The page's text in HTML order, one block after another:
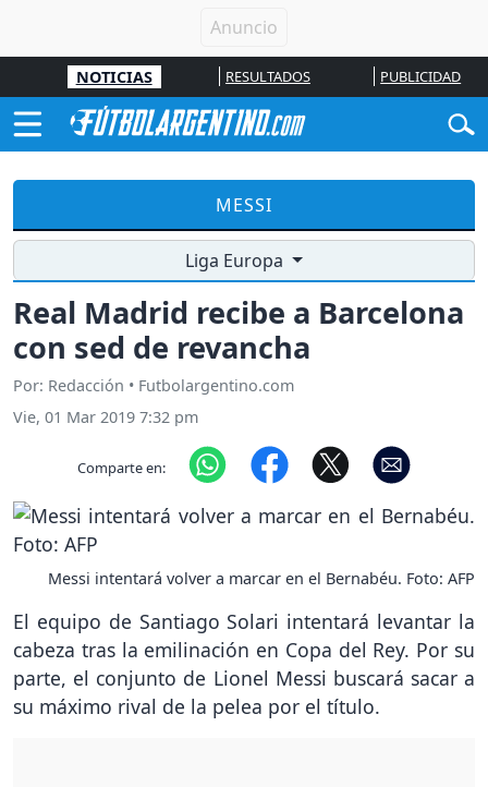
NOTICIAS RESULTADOS PUBLICIDAD
MESSI
Liga Europa
Real Madrid recibe a Barcelona
con sed de revancha
Por: Redacción • Futbolargentino.com
Vie, 01 Mar 2019 7:32 pm
Comparte en:
Messi intentará volver a marcar en el Bernabéu. Foto: AFP
El equipo de Santiago Solari intentará levantar la
cabeza tras la emilinación en Copa del Rey. Por su
parte, el conjunto de Lionel Messi buscará sacar a
su máximo rival de la pelea por el título.